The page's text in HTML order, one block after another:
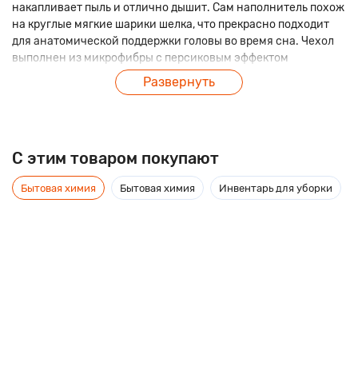
накапливает пыль и отлично дышит. Сам наполнитель похож
на круглые мягкие шарики шелка, что прекрасно подходит
для анатомической поддержки головы во время сна. Чехол
выполнен из микрофибры с персиковым эффектом
последнего поколения, такая ткань отличается персиковой
текстурой хорошо пропускает воздух и устойчива к
Развернуть
C этим товаром покупают
Бытовая химия Бытовая химия Инвентарь для уборки